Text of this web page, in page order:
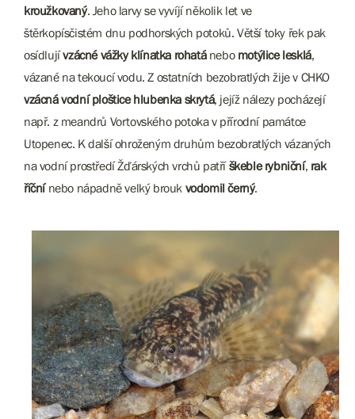
kroužkovaný. Jeho larvy se vyvíjí několik let ve
štěrkopísčistém dnu podhorských potoků. Větší toky řek pak
osídlujívzácné vážky klínatka rohatá nebomotýlice lesklá,
vázané na tekoucí vodu. Z ostatních bezobratlých žije v CHKO
vzácná vodní ploštice hlubenka skrytá, jejíž nálezy pocházejí
např. z meandrů Vortovského potoka v přírodní památce
Utopenec. K další ohroženým druhům bezobratlých vázaných
na vodní prostředí Žďárských vrchů patříškeble rybniční, rak
říčnínebo nápadně velký brouk vodomil černý.